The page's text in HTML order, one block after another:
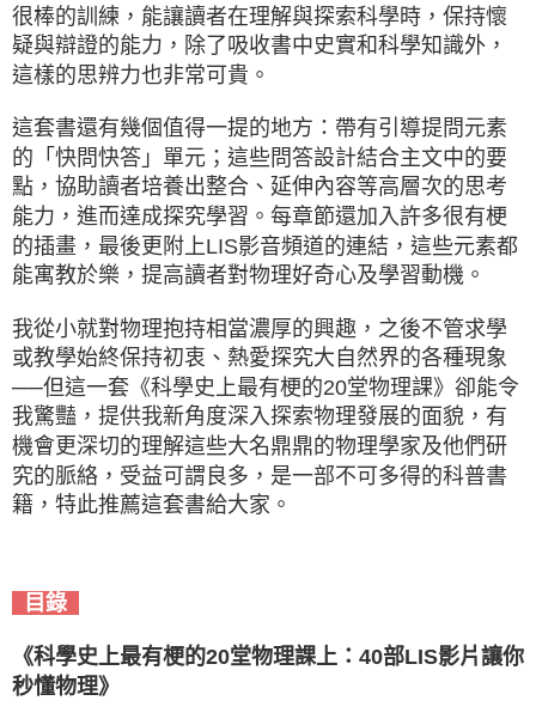
很棒的訓練，能讓讀者在理解與探索科學時，保持懷
疑與辯證的能力，除了吸收書中史實和科學知識外，
這樣的思辨力也非常可貴。
這套書還有幾個值得一提的地方：帶有引導提問元素
的「快問快答」單元；這些問答設計結合主文中的要
點，協助讀者培養出整合、延伸內容等高層次的思考
能力，進而達成探究學習。每章節還加入許多很有梗
的插畫，最後更附上LIS影音頻道的連結，這些元素都
能寓教於樂，提高讀者對物理好奇心及學習動機。
我從小就對物理抱持相當濃厚的興趣，之後不管求學
或教學始終保持初衷、熱愛探究大自然界的各種現象
──但這一套《科學史上最有梗的20堂物理課》卻能令
我驚豔，提供我新角度深入探索物理發展的面貌，有
機會更深切的理解這些大名鼎鼎的物理學家及他們研
究的脈絡，受益可謂良多，是一部不可多得的科普書
籍，特此推薦這套書給大家。
目錄
《科學史上最有梗的20堂物理課上：40部LIS影片讓你
秒懂物理》